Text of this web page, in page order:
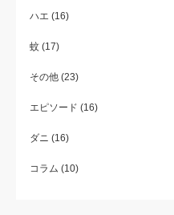
ハエ (16)
蚊 (17)
その他 (23)
エピソード (16)
ダニ (16)
コラム (10)